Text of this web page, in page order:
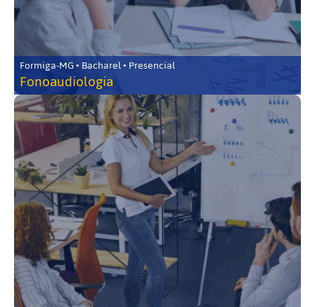
Formiga-MG • Bacharel • Presencial
Fonoaudiologia